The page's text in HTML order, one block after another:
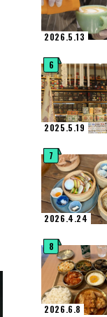
2026.5.13
6
2025.5.19
7
2026.4.24
8
2026.6.8